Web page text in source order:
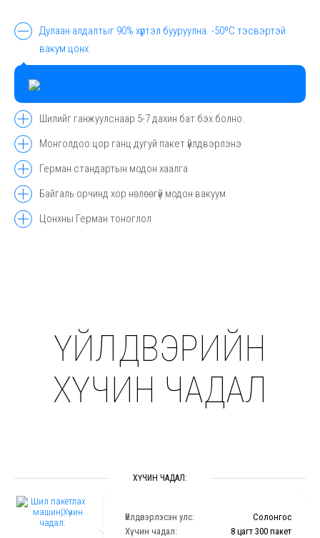
Дулаан алдалтыг 90% хүртэл бууруулна. -50ºC тэсвэртэй
вакум цонх
Шилийг ганжуулснаар 5-7 дахин бат бэх болно.
Монголдоо цор ганц дугуй пакет үйлдвэрлэнэ
Герман стандартын модон хаалга
Байгаль орчинд хор нөлөөгүй модон вакуум
Цонхны Герман тоноглол
ҮЙЛДВЭРИЙН
ХҮЧИН ЧАДАЛ
ХҮЧИН ЧАДАЛ:
Үйлдвэрлэсэн улс:
Солонгос
Хүчин чадал:
8 цагт 300 пакет